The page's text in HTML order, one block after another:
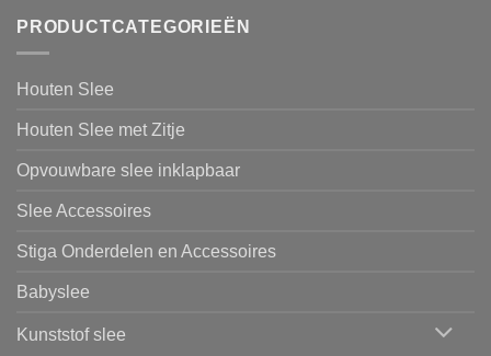
PRODUCTCATEGORIEËN
Houten Slee
Houten Slee met Zitje
Opvouwbare slee inklapbaar
Slee Accessoires
Stiga Onderdelen en Accessoires
Babyslee
Kunststof slee